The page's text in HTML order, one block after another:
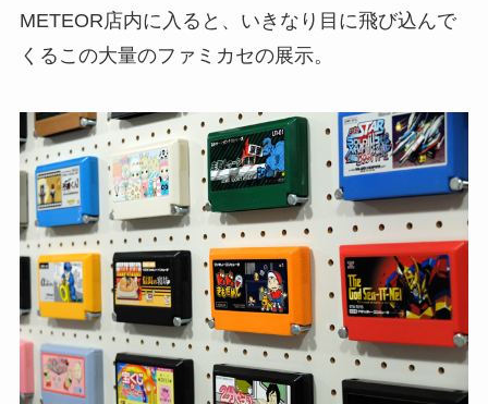
METEOR店内に入ると、いきなり目に飛び込んで
くるこの大量のファミカセの展示。